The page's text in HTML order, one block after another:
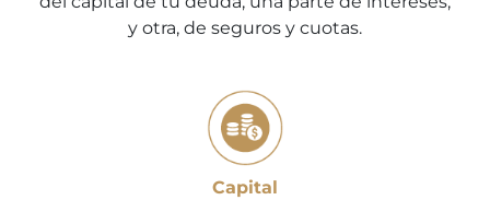
y otra, de seguros y cuotas.
Capital